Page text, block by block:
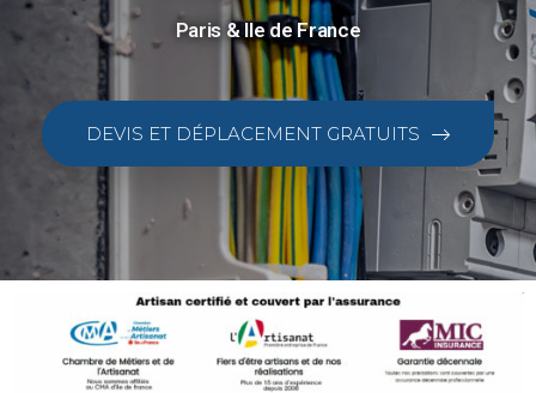
Paris & Ile de France
DEVIS ET DÉPLACEMENT GRATUITS